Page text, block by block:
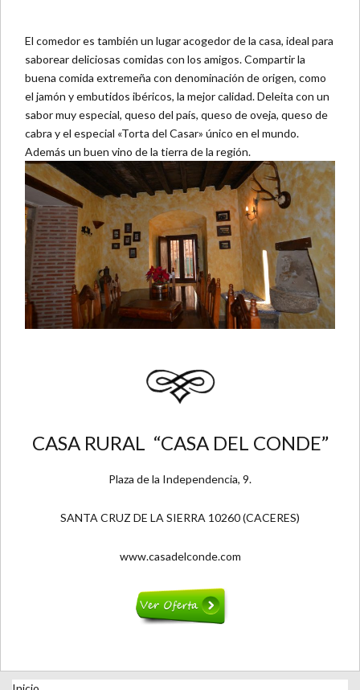
El comedor es también un lugar acogedor de la casa, ideal para
saborear deliciosas comidas con los amigos. Compartir la
buena comida extremeña con denominación de origen, como
el jamón y embutidos ibéricos, la mejor calidad. Deleita con un
sabor muy especial, queso del país, queso de oveja, queso de
cabra y el especial «Torta del Casar» único en el mundo.
Además un buen vino de la tierra de la región.
CASA RURAL “CASA DEL CONDE”
Plaza de la Independencia, 9.
SANTA CRUZ DE LA SIERRA 10260 (CACERES)
www.casadelconde.com